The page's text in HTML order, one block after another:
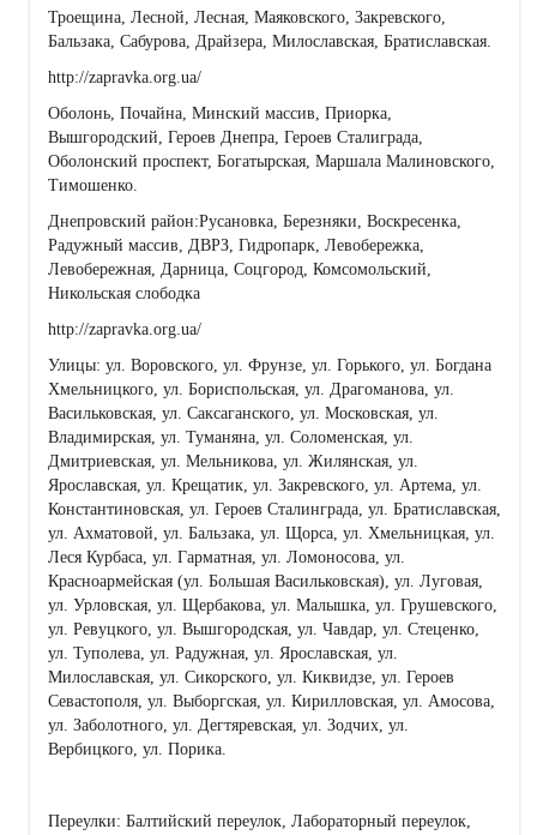
Троещина, Лесной, Лесная, Маяковского, Закревского,
Бальзака, Сабурова, Драйзера, Милославская, Братиславская.
http://zapravka.org.ua/
Оболонь, Почайна, Минский массив, Приорка,
Вышгородский, Героев Днепра, Героев Сталиграда,
Оболонский проспект, Богатырская, Маршала Малиновского,
Тимошенко.
Днепровский район:Русановка, Березняки, Воскресенка,
Радужный массив, ДВРЗ, Гидропарк, Левобережка,
Левобережная, Дарница, Соцгород, Комсомольский,
Никольская слободка
http://zapravka.org.ua/
Улицы: ул. Воровского, ул. Фрунзе, ул. Горького, ул. Богдана
Хмельницкого, ул. Бориспольская, ул. Драгоманова, ул.
Васильковская, ул. Саксаганского, ул. Московская, ул.
Владимирская, ул. Туманяна, ул. Соломенская, ул.
Дмитриевская, ул. Мельникова, ул. Жилянская, ул.
Ярославская, ул. Крещатик, ул. Закревского, ул. Артема, ул.
Константиновская, ул. Героев Сталинграда, ул. Братиславская,
ул. Ахматовой, ул. Бальзака, ул. Щорса, ул. Хмельницкая, ул.
Леся Курбаса, ул. Гарматная, ул. Ломоносова, ул.
Красноармейская (ул. Большая Васильковская), ул. Луговая,
ул. Урловская, ул. Щербакова, ул. Малышка, ул. Грушевского,
ул. Ревуцкого, ул. Вышгородская, ул. Чавдар, ул. Стеценко,
ул. Туполева, ул. Радужная, ул. Ярославская, ул.
Милославская, ул. Сикорского, ул. Киквидзе, ул. Героев
Севастополя, ул. Выборгская, ул. Кирилловская, ул. Амосова,
ул. Заболотного, ул. Дегтяревская, ул. Зодчих, ул.
Вербицкого, ул. Порика.
Переулки: Балтийский переулок, Лабораторный переулок,